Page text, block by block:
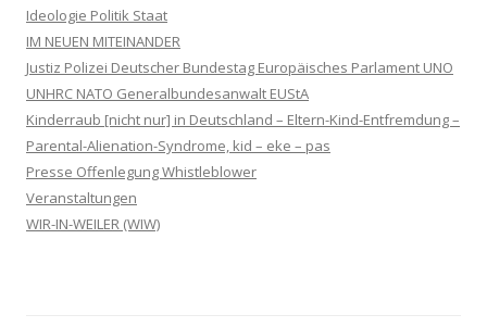
Ideologie Politik Staat
IM NEUEN MITEINANDER
Justiz Polizei Deutscher Bundestag Europäisches Parlament UNO
UNHRC NATO Generalbundesanwalt EUStA
Kinderraub [nicht nur] in Deutschland – Eltern-Kind-Entfremdung –
Parental-Alienation-Syndrome, kid – eke – pas
Presse Offenlegung Whistleblower
Veranstaltungen
WIR-IN-WEILER (WIW)